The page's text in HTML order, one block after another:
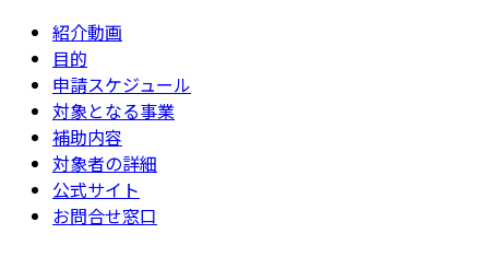
紹介動画
目的
申請スケジュール
対象となる事業
補助内容
対象者の詳細
公式サイト
お問合せ窓口